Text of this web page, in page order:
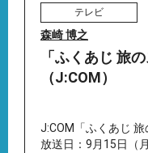
テレビ
森崎 博之
「ふくあじ 旅
（J:COM）
J:COM「ふくあじ 旅
放送日：9月15日（